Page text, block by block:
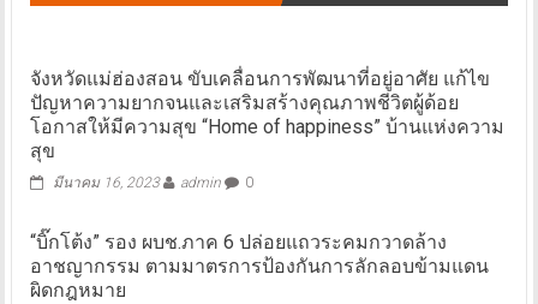
จังหวัดแม่ฮ่องสอน ขับเคลื่อนการพัฒนาที่อยู่อาศัย แก้ไข
ปัญหาความยากจนและเสริมสร้างคุณภาพชีวิตผู้ด้อย
โอกาสให้มีความสุข “Home of happiness” บ้านแห่งความ
สุข
มีนาคม 16, 2023 admin 0
“บิ๊กโต้ง” รอง ผบช.ภาค 6 ปล่อยแถวระคมกวาดล้าง
อาชญากรรม ตามมาตรการป้องกันการลักลอบข้ามแดน
ผิดกฎหมาย